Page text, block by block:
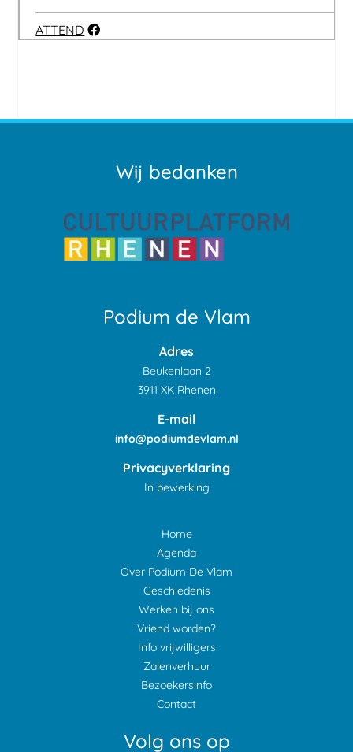
ATTEND
Wij bedanken
Podium de Vlam
Adres
Beukenlaan 2
3911 XK Rhenen
E-mail
info@podiumdevlam.nl
Privacyverklaring
In bewerking
Home
Agenda
Over Podium De Vlam
Geschiedenis
Werken bij ons
Vriend worden?
Info vrijwilligers
Zalenverhuur
Bezoekersinfo
Contact
Volg ons op